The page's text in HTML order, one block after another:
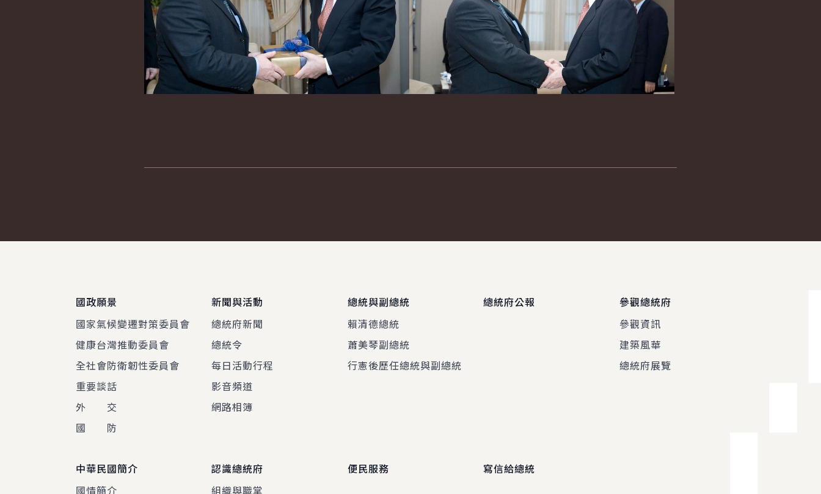
國政願景
國家氣候變遷對策委員會
健康台灣推動委員會
全社會防衛韌性委員會
重要談話
外 交
國 防
新聞與活動
總統府新聞
總統令
每日活動行程
影音頻道
網路相簿
總統與副總統
賴清德總統
蕭美琴副總統
行憲後歷任總統與副總統
總統府公報
參觀總統府
參觀資訊
建築風華
總統府展覽
中華民國簡介
國情簡介
認識總統府
組織與職掌
便民服務 寫信給總統